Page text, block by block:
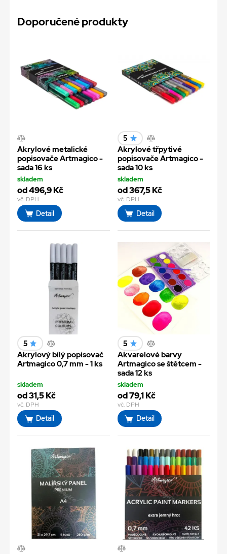
Doporučené produkty
Akrylové metalické
popisovače Artmagico -
sada 16 ks
skladem
od 496,9 Kč
vč. DPH
Detail
5
Akrylové třpytivé
popisovače Artmagico -
sada 10 ks
skladem
od 367,5 Kč
vč. DPH
Detail
5
Akrylový bílý popisovač
Artmagico 0,7 mm - 1 ks
skladem
od 31,5 Kč
vč. DPH
Detail
5
Akvarelové barvy
Artmagico se štětcem -
sada 12 ks
skladem
od 79,1 Kč
vč. DPH
Detail